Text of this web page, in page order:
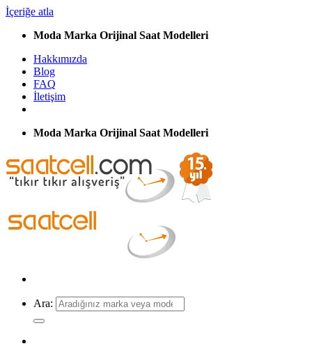
İçeriğe atla
Moda Marka Orijinal Saat Modelleri
Hakkımızda
Blog
FAQ
İletişim
Moda Marka Orijinal Saat Modelleri
Ara: